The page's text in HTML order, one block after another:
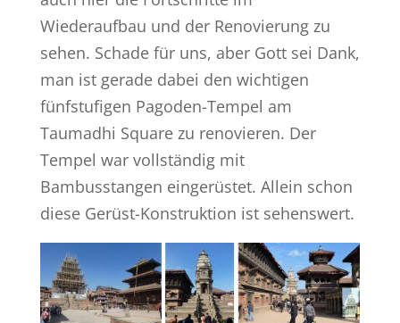
Wiederaufbau und der Renovierung zu
sehen. Schade für uns, aber Gott sei Dank,
man ist gerade dabei den wichtigen
fünfstufigen Pagoden-Tempel am
Taumadhi Square zu renovieren. Der
Tempel war vollständig mit
Bambusstangen eingerüstet. Allein schon
diese Gerüst-Konstruktion ist sehenswert.